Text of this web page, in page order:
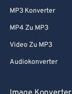
MP3 Konverter
MP4 Zu MP3
Video Zu MP3
Audiokonverter